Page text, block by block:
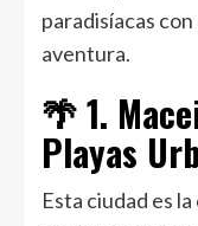
paradisíacas
aventura.
🌴 1.
Playas
Esta ciudad es